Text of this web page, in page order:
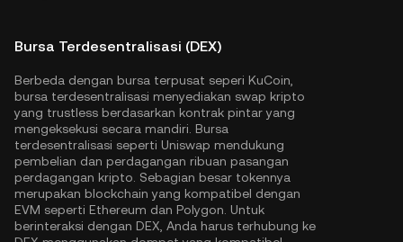
Bursa Terdesentralisasi (DEX)
Berbeda dengan bursa terpusat seperi KuCoin,
bursa terdesentralisasi menyediakan swap kripto
yang trustless berdasarkan kontrak pintar yang
mengeksekusi secara mandiri. Bursa
terdesentralisasi seperti Uniswap mendukung
pembelian dan perdagangan ribuan pasangan
perdagangan kripto. Sebagian besar tokennya
merupakan blockchain yang kompatibel dengan
EVM seperti Ethereum dan Polygon . Untuk
berinteraksi dengan DEX, Anda harus terhubung ke